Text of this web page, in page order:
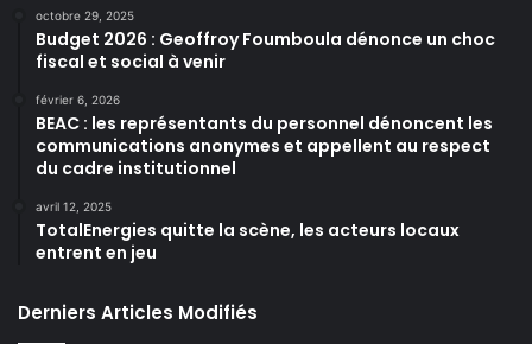
octobre 29, 2025
Budget 2026 : Geoffroy Foumboula dénonce un choc
fiscal et social à venir
février 6, 2026
BEAC : les représentants du personnel dénoncent les
communications anonymes et appellent au respect
du cadre institutionnel
avril 12, 2025
TotalEnergies quitte la scène, les acteurs locaux
entrent en jeu
Derniers Articles Modifiés